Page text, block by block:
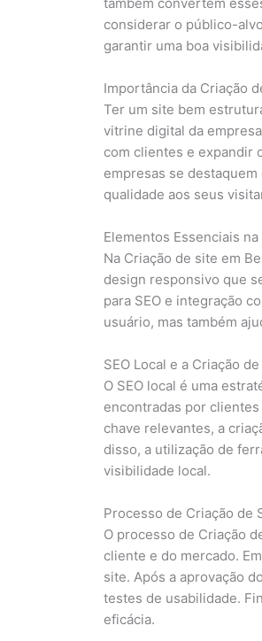
considerar o público-
garantir uma boa
Importância da Criação
Ter um site bem
vitrine digital da
com clientes e expandir
empresas se
qualidade aos seus
Elementos Essenciais
Na Criação de site em
design responsivo que
para SEO e integração
usuário, mas também
SEO Local e a Criação
O SEO local é uma
encontradas por
chave relevantes, a
disso, a utilização de
visibilidade local.
Processo de Criação de
O processo de Criação
cliente e do mercado.
site. Após a aprovação
testes de usabilidade.
eficácia.